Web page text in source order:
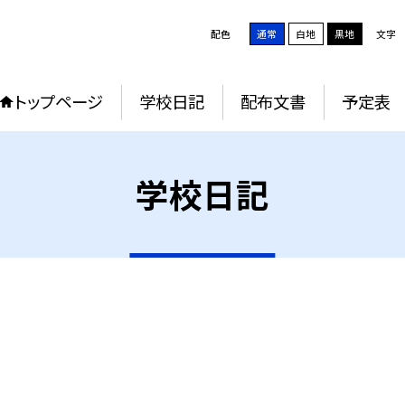
配色 通常 白地 黒地 文字
トップページ 学校日記 配布文書 予定表
学校日記